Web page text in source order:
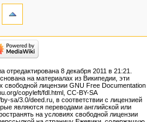
8 декабря 2011 в 21:21.
на материалах из Википедии, эти
свободной лицензии GNU Free Documentation
copyleft/fdl.html, CC-BY-SA
sa/3.0/deed.ru, в соответствии с лицензией
являются переводами английской или
на условиях свободной лицензии